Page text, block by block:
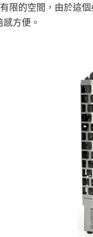
限的空間，由於這
方便。